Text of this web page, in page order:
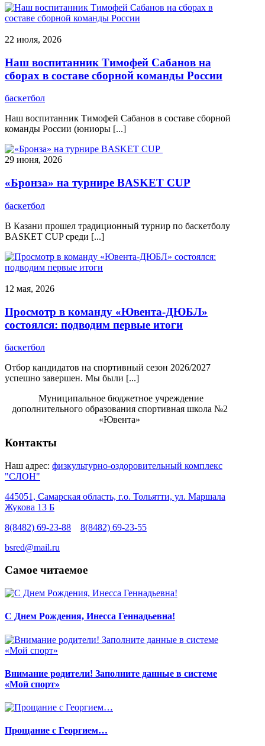
22 июля, 2026
Наш воспитанник Тимофей Сабанов на
сборах в составе сборной команды России
баскетбол
Наш воспитанник Тимофей Сабанов в составе сборной
команды России (юниоры [...]
29 июня, 2026
«Бронза» на турнире BASKET CUP
баскетбол
В Казани прошел традиционный турнир по баскетболу
BASKET CUP среди [...]
12 мая, 2026
Просмотр в команду «Ювента-ДЮБЛ»
состоялся: подводим первые итоги
баскетбол
​Отбор кандидатов на спортивный сезон 2026/2027
успешно завершен. Мы были [...]
Муниципальное бюджетное учреждение
дополнительного образования спортивная школа №2
«Ювента»
Контакты
Наш адрес: физкультурно-оздоровительный комплекс
"СЛОН"
445051, Самарская область, г.о. Тольятти, ул. Маршала
Жукова 13 Б
8(8482) 69-23-88
8(8482) 69-23-55
bsred@mail.ru
Самое читаемое
С Днем Рождения, Инесса Геннадьевна!
Внимание родители! Заполните данные в системе
«Мой спорт»
Прощание с Георгием…